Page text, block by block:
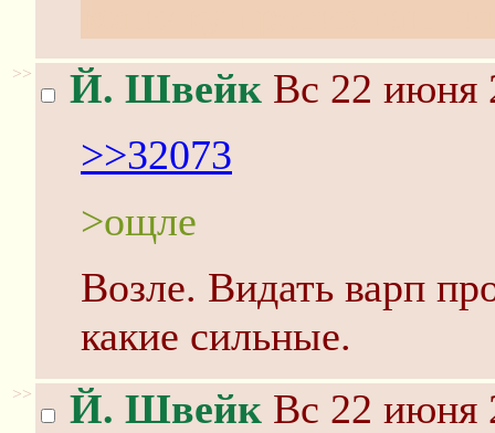
>> Й. Швейк Вс 22 июня
>>32073
>ощле
Возле. Видать варп
какие сильные.
>> Й. Швейк Вс 22 июня